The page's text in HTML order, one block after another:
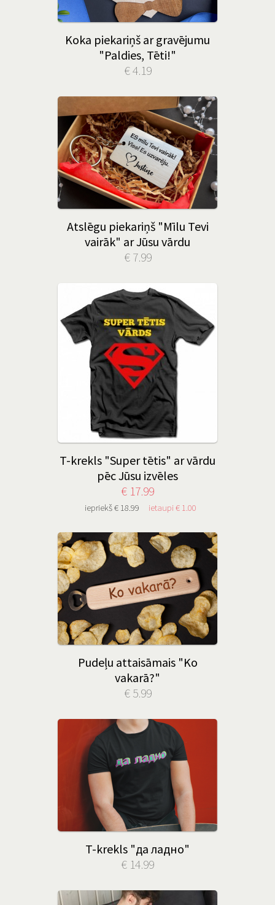
Koka piekariņš ar gravējumu
"Paldies, Tēti!"
€ 4.19
Atslēgu piekariņš "Mīlu Tevi
vairāk" ar Jūsu vārdu
€ 7.99
T-krekls "Super tētis" ar vārdu
pēc Jūsu izvēles
€ 17.99
iepriekš € 18.99 ietaupi € 1.00
Pudeļu attaisāmais "Ko
vakarā?"
€ 5.99
T-krekls "да ладно"
€ 14.99